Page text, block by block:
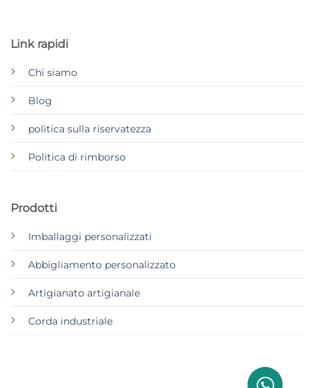
Link rapidi
Chi siamo
Blog
politica sulla riservatezza
Politica di rimborso
Prodotti
Imballaggi personalizzati
Abbigliamento personalizzato
Artigianato artigianale
Corda industriale